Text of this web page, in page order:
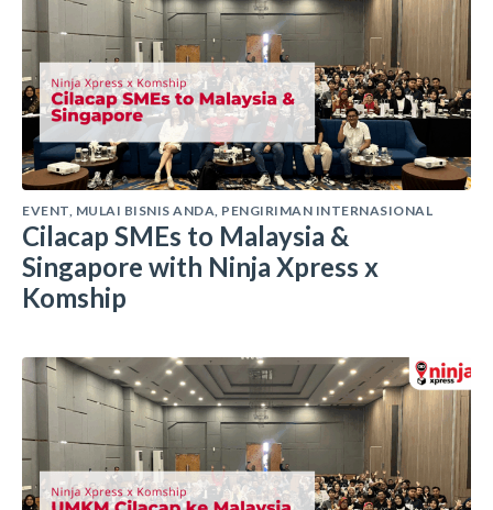
EVENT MULAI BISNIS ANDA PENGIRIMAN INTERNASIONAL
Cilacap SMEs to Malaysia &
Singapore with Ninja Xpress x
Komship